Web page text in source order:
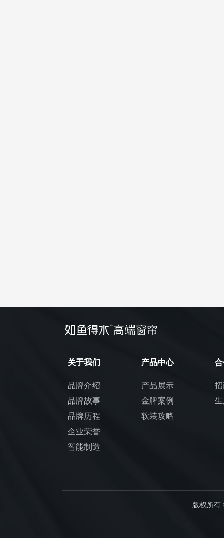
关于我们
品牌介绍
品牌故事
品牌历程
企业荣誉
智能制造
产品中心
产品展示
金牌案例
软装攻略
版权所有